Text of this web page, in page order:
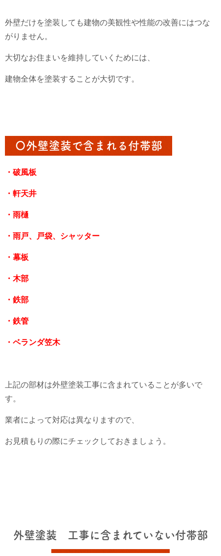
外壁だけを塗装しても建物の美観性や性能の改善にはつな
がりません。
大切なお住まいを維持していくためには、
建物全体を塗装することが大切です。
〇外壁塗装で含まれる付帯部
・破風板
・軒天井
・雨樋
・雨戸、戸袋、シャッター
・幕板
・木部
・鉄部
・鉄管
・ベランダ笠木
上記の部材は外壁塗装工事に含まれていることが多いで
す。
業者によって対応は異なりますので、
お見積もりの際にチェックしておきましょう。
外壁塗装 工事に含まれていない付帯部